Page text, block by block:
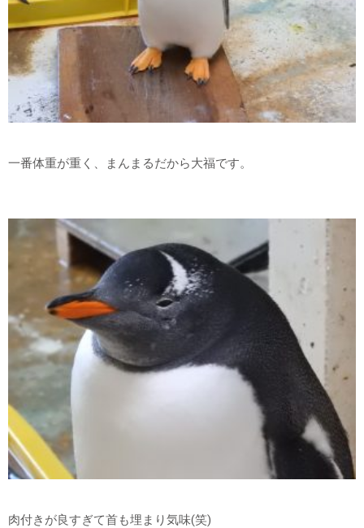
一番体重が重く、まんまるだから大福です。
肉付きが良すぎて首も埋まり気味(笑)